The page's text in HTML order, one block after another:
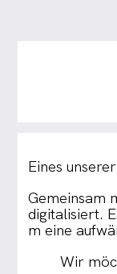
Eines
Gemeinsam
digitalisiert.
m eine
Wir